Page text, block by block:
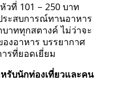
วที่ 101 – 250 บาท
ะสบการณ์ทานอาหาร
าททุกสตางค์ ไม่ว่าจะ
งอาหาร บรรยากาศ
รที่ยอดเยี่ยม
รับนักท่องเที่ยวและคน